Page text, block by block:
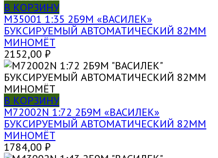
В КОРЗИНУ
M35001 1:35 2Б9М «ВАСИЛЕК»
БУКСИРУЕМЫЙ АВТОМАТИЧЕСКИЙ 82ММ
МИНОМЁТ
2152,00 ₽
В КОРЗИНУ
M72002N 1:72 2Б9М «ВАСИЛЕК»
БУКСИРУЕМЫЙ АВТОМАТИЧЕСКИЙ 82ММ
МИНОМЁТ
1784,00 ₽